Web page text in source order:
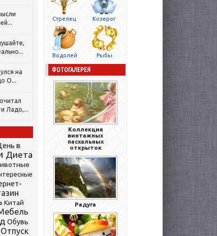
на
О...
Ладо,...
в
Диета
Китай
Обувь
Отпуск
Стрелец Козерог
Водолей Рыбы
ФОТОГАЛЕРЕЯ
Коллекция
винтажных
пасхальных
открыток
Радуга